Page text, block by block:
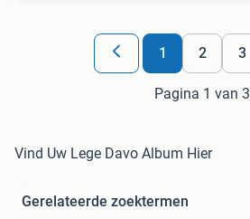
1 2 3
Pagina 1 van 3
Vind Uw Lege Davo Album Hier
Gerelateerde zoektermen